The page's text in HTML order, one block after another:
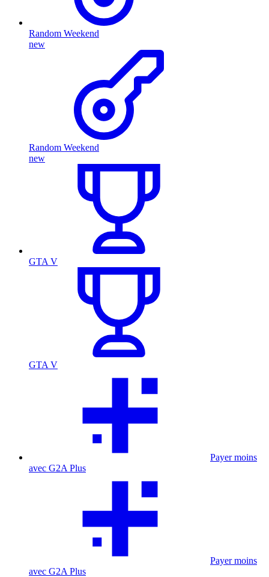
Random Weekend
new
Random Weekend
new
GTA V
GTA V
Payer moins
avec G2A Plus
Payer moins
avec G2A Plus